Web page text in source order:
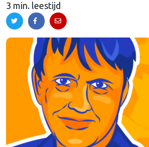
3 min. leestijd